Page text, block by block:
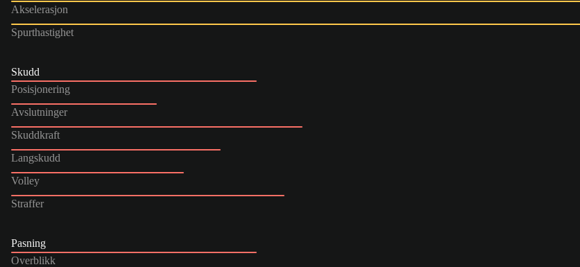
Akselerasjon
Spurthastighet
Skudd
Posisjonering
Avslutninger
Skuddkraft
Langskudd
Volley
Straffer
Pasning
Overblikk